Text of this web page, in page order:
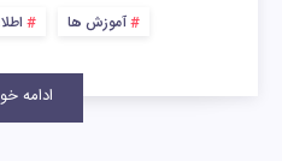
آموزش ها
ادامه